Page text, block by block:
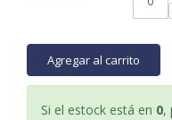
Agregar al carrito
Si el estock está en 0,